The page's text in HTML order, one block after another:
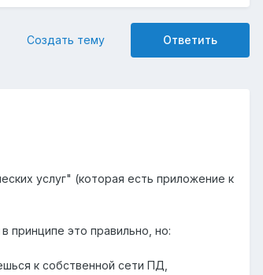
Ответить
Создать тему
услуг" (которая есть приложение к
принципе это правильно, но:
к собственной сети ПД,